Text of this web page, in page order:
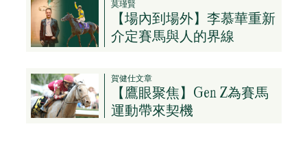
莫瑾賢
【場內到場外】李慕華重新
介定賽馬與人的界線
賀健仕文章
【鷹眼聚焦】Gen Z為賽馬
運動帶來契機